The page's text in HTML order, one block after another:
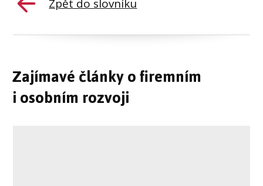
Zpět do slovníku
Zajímavé články o firemním
i osobním rozvoji